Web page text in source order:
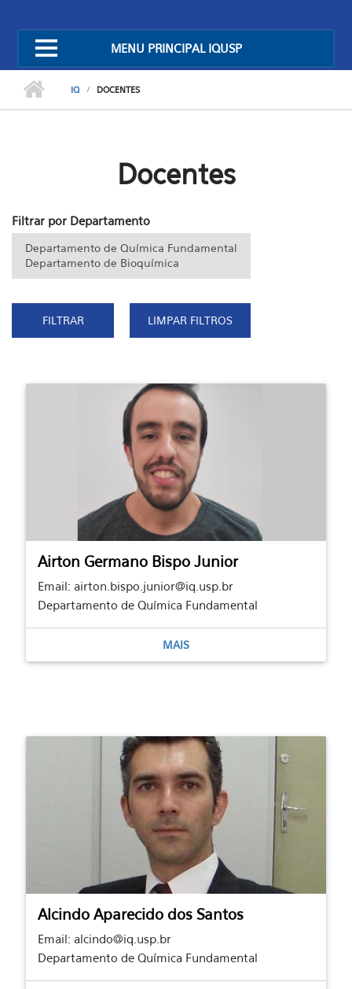
MENU PRINCIPAL IQUSP
IQ DOCENTES
Docentes
Filtrar por Departamento
Airton Germano Bispo Junior
Email: airton.bispo.junior@iq.usp.br
Departamento de Química Fundamental
MAIS
Alcindo Aparecido dos Santos
Email: alcindo@iq.usp.br
Departamento de Química Fundamental